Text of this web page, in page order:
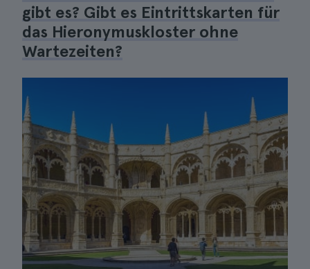
gibt es? Gibt es Eintrittskarten für
das Hieronymuskloster ohne
Wartezeiten?